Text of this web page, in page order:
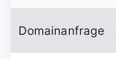
Domainanfrage